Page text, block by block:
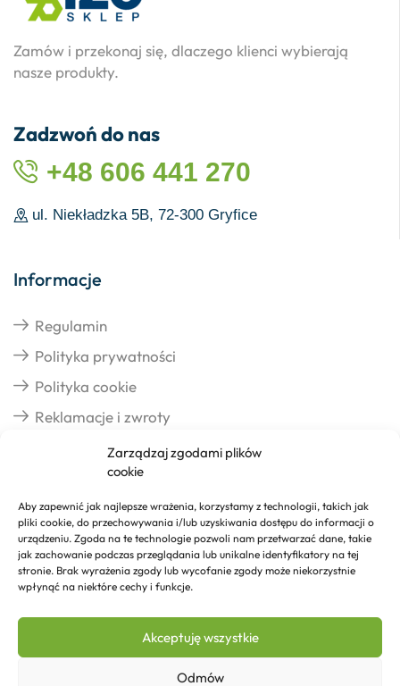
Zarządzaj zgodami plików
cookie
Aby zapewnić jak najlepsze wrażenia, korzystamy z technologii, takich jak
pliki cookie, do przechowywania i/lub uzyskiwania dostępu do informacji o
urządzeniu. Zgoda na te technologie pozwoli nam przetwarzać dane, takie
jak zachowanie podczas przeglądania lub unikalne identyfikatory na tej
stronie. Brak wyrażenia zgody lub wycofanie zgody może niekorzystnie
wpłynąć na niektóre cechy i funkcje.
Akceptuję wszystkie
Odmów
Zamów i przekonaj się, dlaczego klienci wybierają
nasze produkty.
Zadzwoń do nas
+48 606 441 270
ul. Niekładzka 5B, 72-300 Gryfice
Informacje
Regulamin
Polityka prywatności
Polityka cookie
Reklamacje i zwroty
Realizacja zamówień
Formy płatności
Kontakt